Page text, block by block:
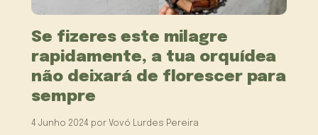
Se fizeres este milagre
rapidamente, a tua orquídea
não deixará de florescer para
sempre
4 Junho 2024 por Vovó Lurdes Pereira